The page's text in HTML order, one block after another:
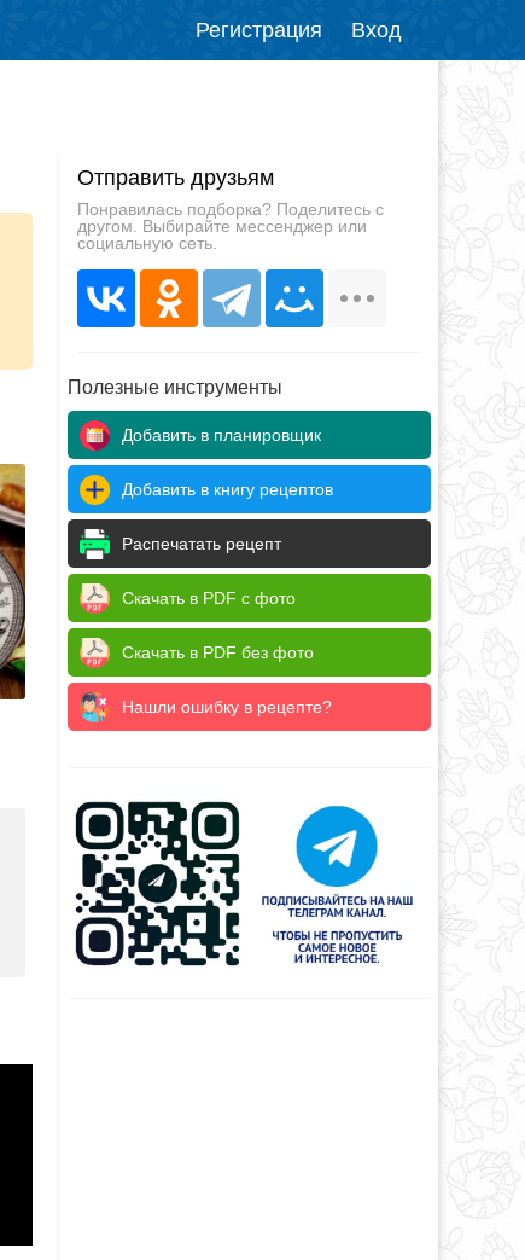
Регистрация Вход
Отправить друзьям
Понравилась подборка? Поделитесь с
другом. Выбирайте мессенджер или
социальную сеть.
Полезные инструменты
Добавить в планировщик
Добавить в книгу рецептов
Распечатать рецепт
Скачать в PDF с фото
Скачать в PDF без фото
Нашли ошибку в рецепте?